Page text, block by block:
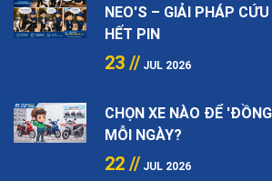
NEO'S – GIẢI PHÁP
HẾT PIN
23 // JUL 2026
CHỌN XE NÀO ĐỂ
MỖI NGÀY?
22 // JUL 2026